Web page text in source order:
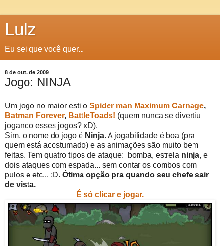
Lulz
Eu sei que você quer...
8 de out. de 2009
Jogo: NINJA
Um jogo no maior estilo Spider man Maximum Carnage,
Batman Forever, BattleToads! (quem nunca se divertiu
jogando esses jogos? xD).
Sim, o nome do jogo é Ninja. A jogabilidade é boa (pra
quem está acostumado) e as animações são muito bem
feitas. Tem quatro tipos de ataque: bomba, estrela ninja, e
dois ataques com espada... sem contar os combos com
pulos e etc... ;D. Ótima opção pra quando seu chefe sair
de vista.
É só clicar e jogar.